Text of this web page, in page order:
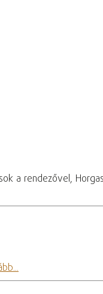
a rendezővel,